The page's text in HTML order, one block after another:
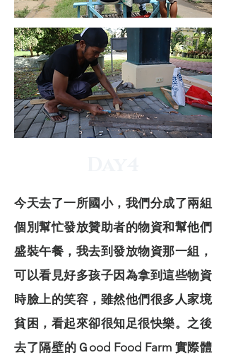
今天去了一所國小，我們分成了兩組
個別幫忙發放贊助者的物資和幫他們
盛裝午餐，我去到發放物資那一組，
可以看見好多孩子因為拿到這些物資
時臉上的笑容，雖然他們很多人家境
貧困，看起來卻很知足很快樂。之後
去了隔壁的Ｇood Food Farm 實際體